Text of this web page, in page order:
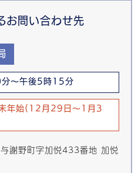
お問い合わせ先
～午後5時15分
末年始(12月29日～1月3
謝野町字加悦433番地 加悦